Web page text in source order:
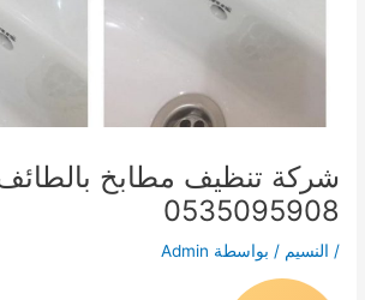
شركة تنظيف مطابخ
0535095908
/ النسيم / بواسطة Admin